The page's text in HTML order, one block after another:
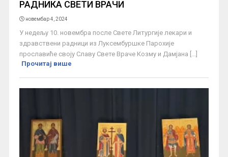
РАДНИКА СВЕТИ ВРАЧИ
новембар 4, 2024
У недељу 10. новембра после Свете Литургије лекари и
здравствени радници из Луксембуршке Парохије
прославиће своју Славу Свете Враче Козму и Дамјана [...]
Прочитај више